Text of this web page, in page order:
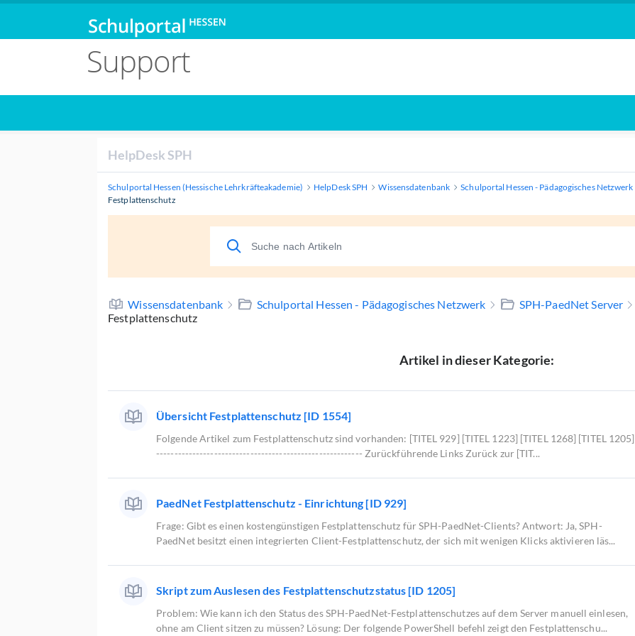
Support
HelpDesk SPH
Schulportal Hessen (Hessische Lehrkräfteakademie) HelpDesk SPH Wissensdatenbank Schulportal Hessen - Pädagogisches Netzwerk
Festplattenschutz
Wissensdatenbank Schulportal Hessen - Pädagogisches Netzwerk SPH-PaedNet Server
Festplattenschutz
Artikel in dieser Kategorie:
Übersicht Festplattenschutz [ID 1554]
Folgende Artikel zum Festplattenschutz sind vorhanden: [TITEL 929] [TITEL 1223] [TITEL 1268] [TITEL 1205]
--------------------------------------------------------- Zurückführende Links Zurück zur [TIT...
PaedNet Festplattenschutz - Einrichtung [ID 929]
Frage: Gibt es einen kostengünstigen Festplattenschutz für SPH-PaedNet-Clients? Antwort: Ja, SPH-
PaedNet besitzt einen integrierten Client-Festplattenschutz, der sich mit wenigen Klicks aktivieren läs...
Skript zum Auslesen des Festplattenschutzstatus [ID 1205]
Problem: Wie kann ich den Status des SPH-PaedNet-Festplattenschutzes auf dem Server manuell einlesen,
ohne am Client sitzen zu müssen? Lösung: Der folgende PowerShell befehl zeigt den Festplattenschu...